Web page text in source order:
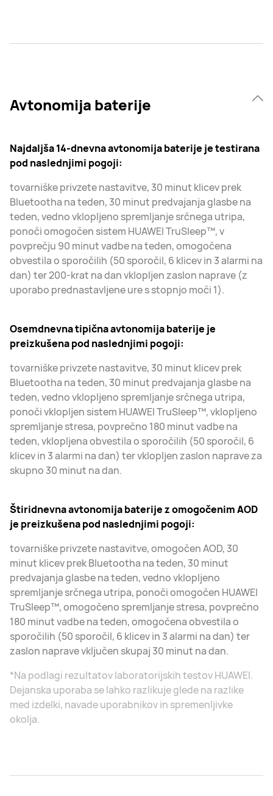
Avtonomija baterije
Najdaljša 14-dnevna avtonomija baterije je testirana
pod naslednjimi pogoji:
tovarniške privzete nastavitve, 30 minut klicev prek
Bluetootha na teden, 30 minut predvajanja glasbe na
teden, vedno vklopljeno spremljanje srčnega utripa,
ponoči omogočen sistem HUAWEI TruSleep™, v
povprečju 90 minut vadbe na teden, omogočena
obvestila o sporočilih (50 sporočil, 6 klicev in 3 alarmi na
dan) ter 200-krat na dan vklopljen zaslon naprave (z
uporabo prednastavljene ure s stopnjo moči 1).
Osemdnevna tipična avtonomija baterije je
preizkušena pod naslednjimi pogoji:
tovarniške privzete nastavitve, 30 minut klicev prek
Bluetootha na teden, 30 minut predvajanja glasbe na
teden, vedno vklopljeno spremljanje srčnega utripa,
ponoči vklopljen sistem HUAWEI TruSleep™, vklopljeno
spremljanje stresa, povprečno 180 minut vadbe na
teden, vklopljena obvestila o sporočilih (50 sporočil, 6
klicev in 3 alarmi na dan) ter vklopljen zaslon naprave za
skupno 30 minut na dan.
Štiridnevna avtonomija baterije z omogočenim AOD
je preizkušena pod naslednjimi pogoji:
tovarniške privzete nastavitve, omogočen AOD, 30
minut klicev prek Bluetootha na teden, 30 minut
predvajanja glasbe na teden, vedno vklopljeno
spremljanje srčnega utripa, ponoči omogočen HUAWEI
TruSleep™, omogočeno spremljanje stresa, povprečno
180 minut vadbe na teden, omogočena obvestila o
sporočilih (50 sporočil, 6 klicev in 3 alarmi na dan) ter
zaslon naprave vključen skupaj 30 minut na dan.
*Na podlagi rezultatov laboratorijskih testov HUAWEI.
Dejanska uporaba se lahko razlikuje glede na razlike
med izdelki, navade uporabnikov in spremenljivke
okolja.